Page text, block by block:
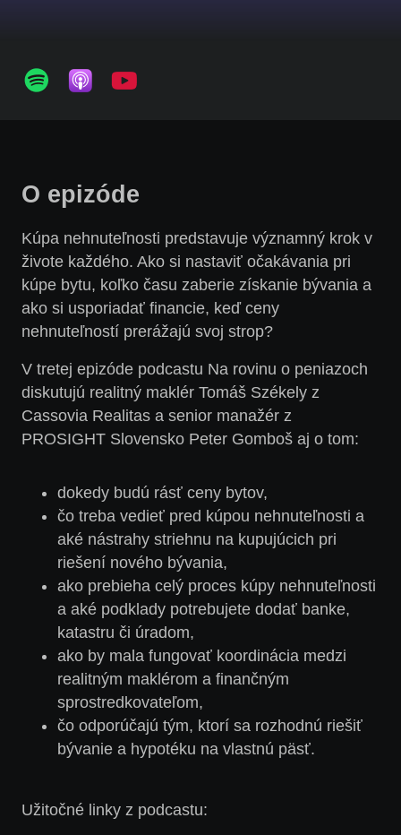
O epizóde
Kúpa nehnuteľnosti predstavuje významný krok v
živote každého. Ako si nastaviť očakávania pri
kúpe bytu, koľko času zaberie získanie bývania a
ako si usporiadať financie, keď ceny
nehnuteľností prerážajú svoj strop?
V tretej epizóde podcastu Na rovinu o peniazoch
diskutujú realitný maklér Tomáš Székely z
Cassovia Realitas a senior manažér z
PROSIGHT Slovensko Peter Gomboš aj o tom:
dokedy budú rásť ceny bytov,
čo treba vedieť pred kúpou nehnuteľnosti a
aké nástrahy striehnu na kupujúcich pri
riešení nového bývania,
ako prebieha celý proces kúpy nehnuteľnosti
a aké podklady potrebujete dodať banke,
katastru či úradom,
ako by mala fungovať koordinácia medzi
realitným maklérom a finančným
sprostredkovateľom,
čo odporúčajú tým, ktorí sa rozhodnú riešiť
bývanie a hypotéku na vlastnú päsť.
Užitočné linky z podcastu: